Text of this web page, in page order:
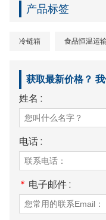
产品标签
冷链箱 食品恒温运
获取最新价格？ 我
姓名 :
电话 :
* 电子邮件 :